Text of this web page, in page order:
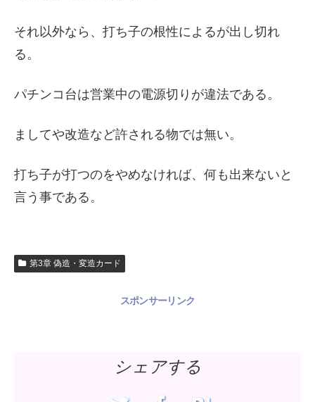
それ以外なら、打ち子の根性によるが出し切れ
る。
パチンコ台は営業中の電源切りが違法である。
ましてや改造など許される物では無い。
打ち子が打つのをやめなければ、何も出来ないと
言う事である。
第3章 偽造・変造カード
スポンサーリンク
シェアする